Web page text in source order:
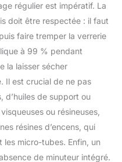
régulier est impératif. La
doit être respectée : il faut
faire tremper la verrerie
à 99 % pendant
la laisser sécher
Il est crucial de ne pas
d’huiles de support ou
ou résineuses,
résines d’encens, qui
micro-tubes. Enfin, un
de minuteur intégré.